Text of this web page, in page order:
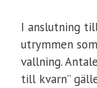
I anslutning
utrymmen
vallning.
till kvarn”